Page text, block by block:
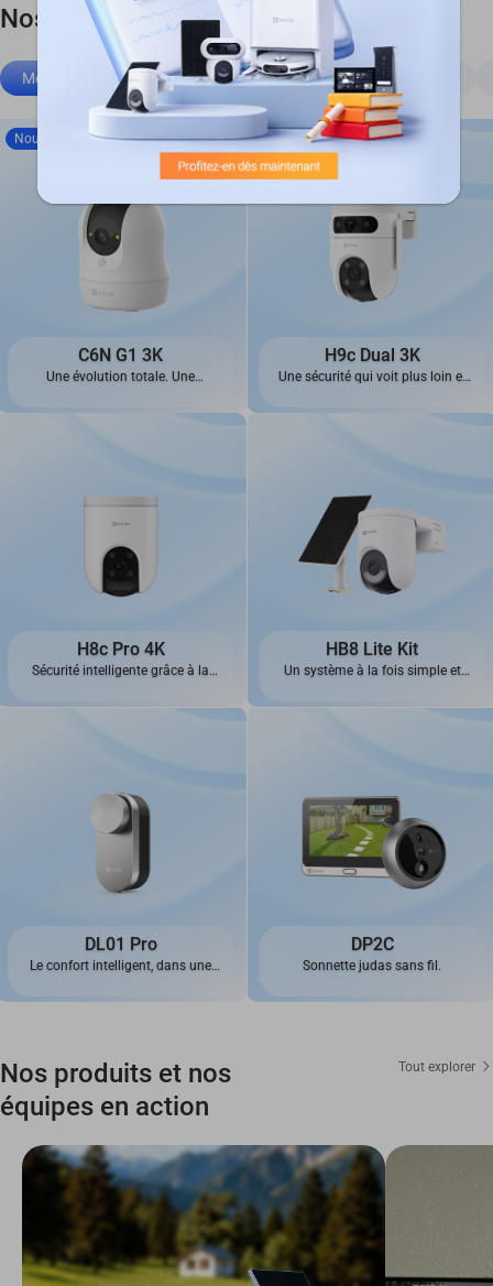
Nos meilleures recommandations
Meilleures ventes Caméras 4G Serrures intelligentes
Nouveautés
C6N G1 3K
Une évolution totale. Une
H9c Dual 3K
Une sécurité qui voit plus loin et
H8c Pro 4K
Sécurité intelligente grâce à la
HB8 Lite Kit
Un système à la fois simple et
DL01 Pro
Le confort intelligent, dans une
DP2C
Sonnette judas sans fil.
Nos produits et nos
équipes en action
Tout explorer